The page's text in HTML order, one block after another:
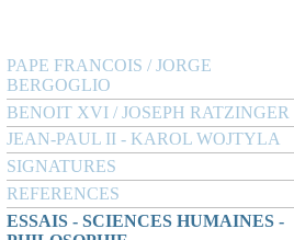
PAPE FRANCOIS / JORGE
BERGOGLIO
BENOIT XVI / JOSEPH RATZINGER
JEAN-PAUL II - KAROL WOJTYLA
SIGNATURES
REFERENCES
ESSAIS - SCIENCES HUMAINES -